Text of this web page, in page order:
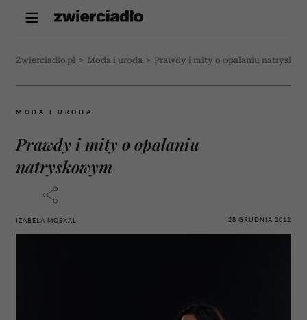
Zwierciadlo.pl > Moda i uroda > Prawdy i mity o opalaniu
MODA I URODA
Prawdy i mity o opalaniu
natryskowym
IZABELA MOSKAL 28 GRUDNIA 2012